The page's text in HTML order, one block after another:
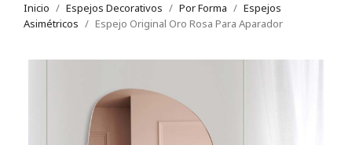
Inicio Espejos Decorativos Por Forma
Espejos
Asimétricos
Espejo Original Oro Rosa Para Aparador